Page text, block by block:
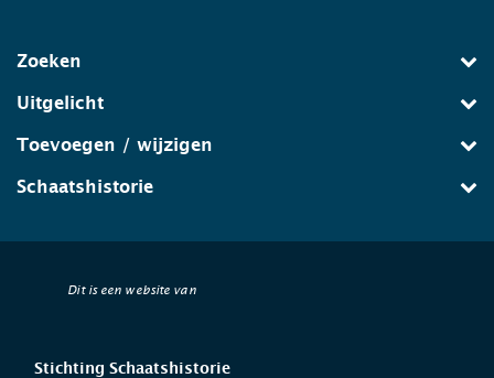
Zoeken
Uitgelicht
Toevoegen / wijzigen
Schaatshistorie
Dit is een website van
Stichting Schaatshistorie